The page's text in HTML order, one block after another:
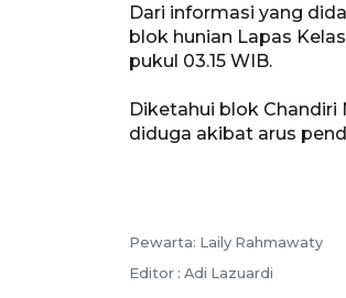
Dari informasi yang
blok hunian Lapas
pukul 03.15 WIB.
Diketahui blok Chandiri
diduga akibat arus
Pewarta: Laily Rahmawaty
Editor : Adi Lazuardi